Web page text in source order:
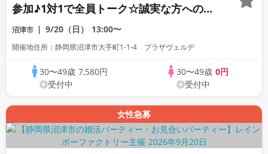
参加♪1対1で全員トーク☆誠実な方への婚
活パーティー
沼津市 9/20（日） 13:00〜
開催地住所：静岡県沼津市大手町1-1-4 プラザヴェルデ
30〜49歳 7,580円
◎受付中
30〜49歳 0円
◎受付中
女性急募